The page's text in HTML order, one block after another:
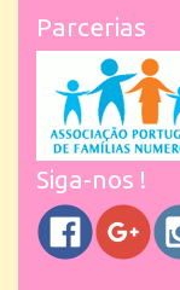
Parcerias
Siga-nos !